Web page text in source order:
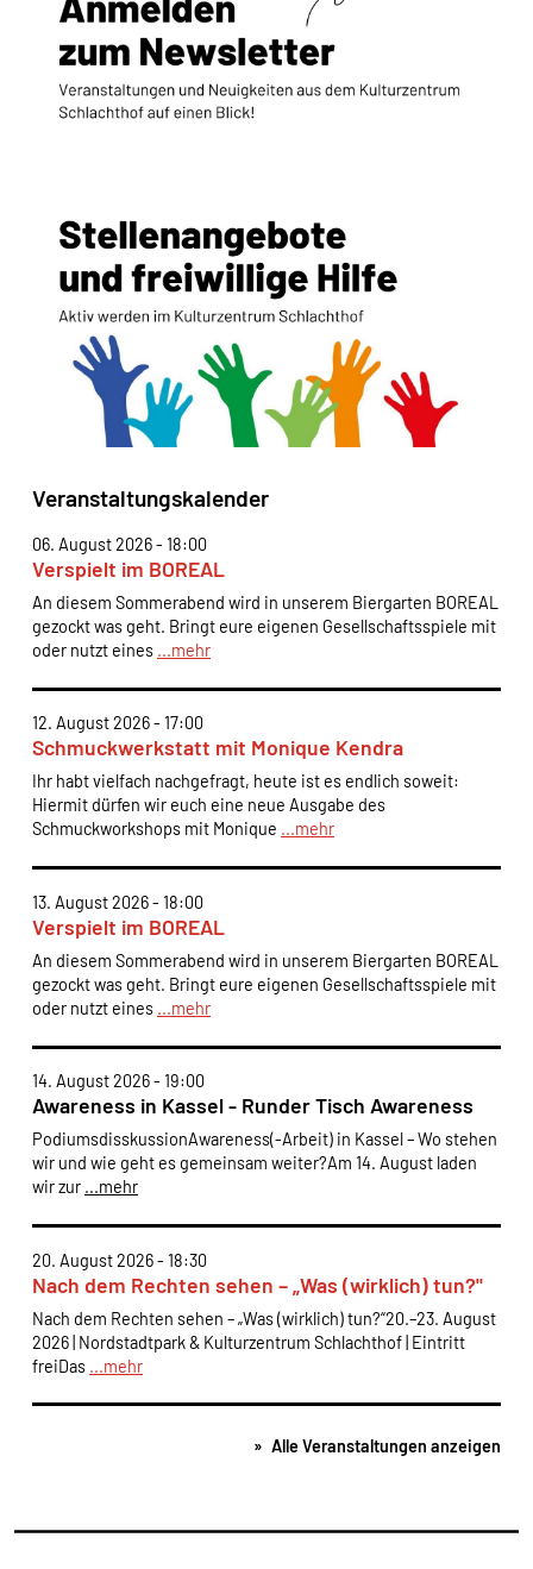
Veranstaltungskalender
06. August 2026 - 18:00
Verspielt im BOREAL
An diesem Sommerabend wird in unserem Biergarten BOREAL
gezockt was geht. Bringt eure eigenen Gesellschaftsspiele mit
oder nutzt eines ...mehr
12. August 2026 - 17:00
Schmuckwerkstatt mit Monique Kendra
Ihr habt vielfach nachgefragt, heute ist es endlich soweit:
Hiermit dürfen wir euch eine neue Ausgabe des
Schmuckworkshops mit Monique ...mehr
13. August 2026 - 18:00
Verspielt im BOREAL
An diesem Sommerabend wird in unserem Biergarten BOREAL
gezockt was geht. Bringt eure eigenen Gesellschaftsspiele mit
oder nutzt eines ...mehr
14. August 2026 - 19:00
Awareness in Kassel - Runder Tisch Awareness
PodiumsdisskussionAwareness(-Arbeit) in Kassel – Wo stehen
wir und wie geht es gemeinsam weiter?Am 14. August laden
wir zur ...mehr
20. August 2026 - 18:30
Nach dem Rechten sehen – „Was (wirklich) tun?"
Nach dem Rechten sehen – „Was (wirklich) tun?“20.–23. August
2026 | Nordstadtpark & Kulturzentrum Schlachthof | Eintritt
freiDas ...mehr
Alle Veranstaltungen anzeigen